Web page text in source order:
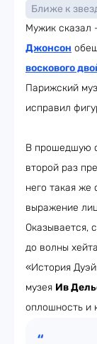
Ближе к
Мужик сказал
Джонсон
воскового
Парижский
исправил
В прошедшую
второй раз
него такая же
выражение
Оказывается,
до волны
«История
музея Ив
оплошность и